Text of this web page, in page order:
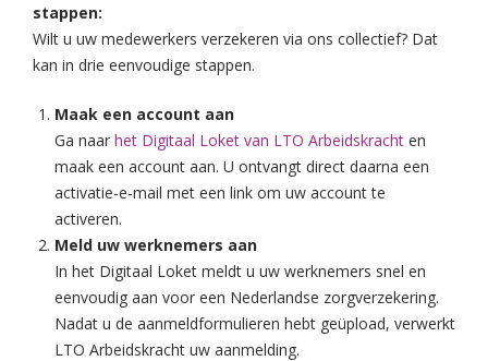
stappen:
Wilt u uw medewerkers verzekeren via ons collectief? Dat
kan in drie eenvoudige stappen.
Maak een account aan
Ga naar het Digitaal Loket van LTO Arbeidskracht en
maak een account aan. U ontvangt direct daarna een
activatie-e-mail met een link om uw account te
activeren.
Meld uw werknemers aan
In het Digitaal Loket meldt u uw werknemers snel en
eenvoudig aan voor een Nederlandse zorgverzekering.
Nadat u de aanmeldformulieren hebt geüpload, verwerkt
LTO Arbeidskracht uw aanmelding.